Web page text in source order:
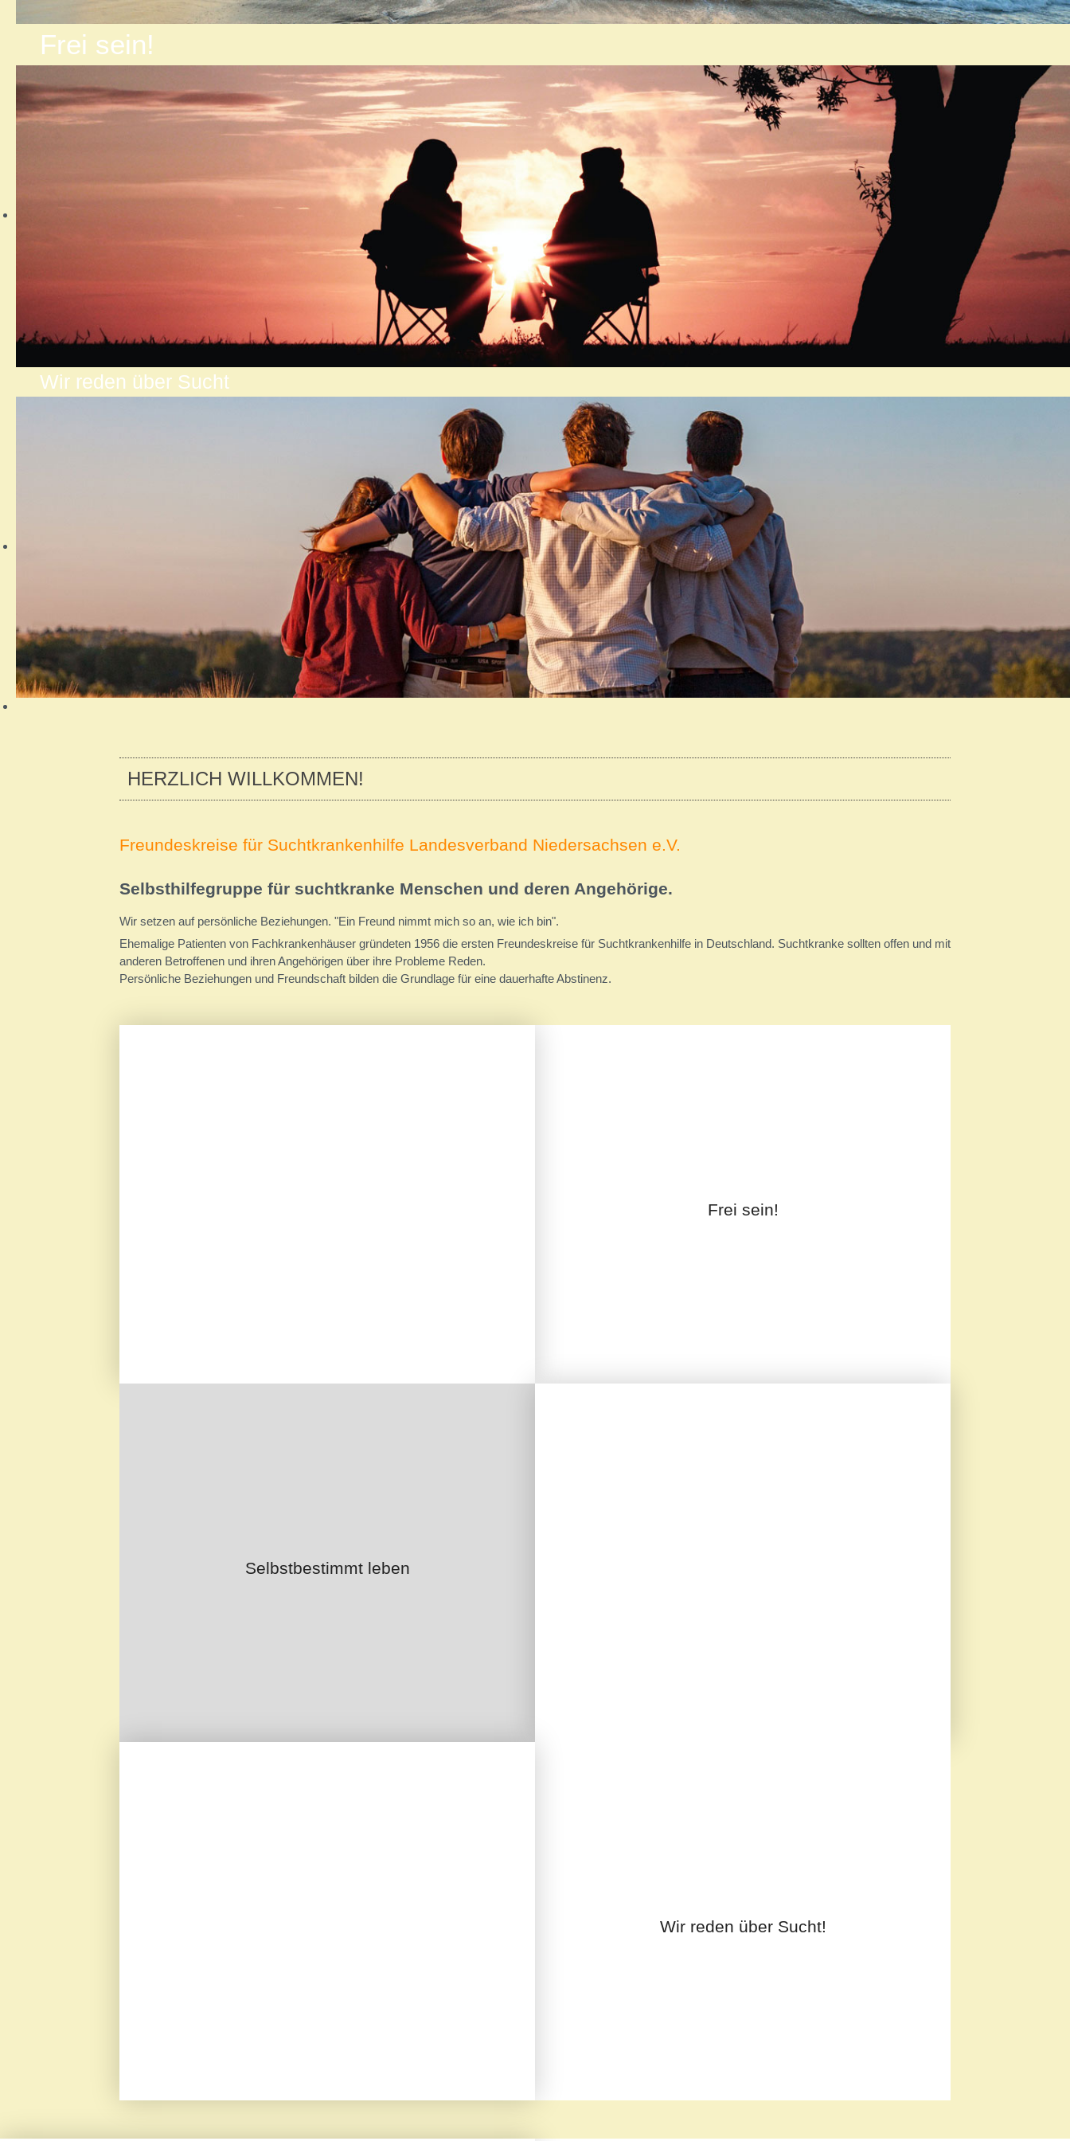
Frei sein!
Wir reden über Sucht
HERZLICH WILLKOMMEN!
Freundeskreise für Suchtkrankenhilfe Landesverband Niedersachsen e.V.
Selbsthilfegruppe für suchtkranke Menschen und deren Angehörige.
Wir setzen auf persönliche Beziehungen. "Ein Freund nimmt mich so an, wie ich bin".
Ehemalige Patienten von Fachkrankenhäuser gründeten 1956 die ersten Freundeskreise für Suchtkrankenhilfe in Deutschland. Suchtkranke sollten offen und mit
anderen Betroffenen und ihren Angehörigen über ihre Probleme Reden.
Persönliche Beziehungen und Freundschaft bilden die Grundlage für eine dauerhafte Abstinenz.
Frei sein!
Selbstbestimmt leben
Wir reden über Sucht!